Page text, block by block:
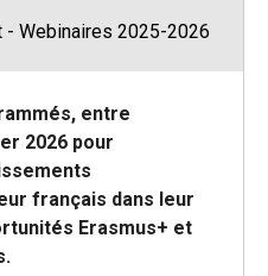
- Webinaires 2025-2026
entre
2026 pour
français dans leur
Erasmus+ et